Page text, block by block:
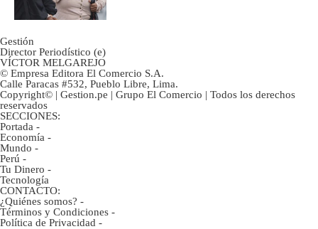
Gestión
Director Periodístico (e)
VÍCTOR MELGAREJO
© Empresa Editora El Comercio S.A.
Calle Paracas #532, Pueblo Libre, Lima.
Copyright© | Gestion.pe | Grupo El Comercio | Todos los derechos
reservados
SECCIONES:
Portada -
Economía -
Mundo -
Perú -
Tu Dinero -
Tecnología
CONTACTO:
¿Quiénes somos? -
Términos y Condiciones -
Política de Privacidad -